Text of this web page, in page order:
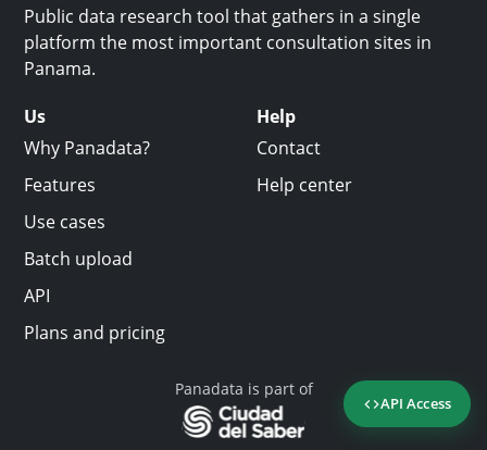
API Access
Public data research tool that gathers in a single
platform the most important consultation sites in
Panama.
Us
Why Panadata?
Features
Use cases
Batch upload
API
Plans and pricing
Help
Contact
Help center
Panadata is part of